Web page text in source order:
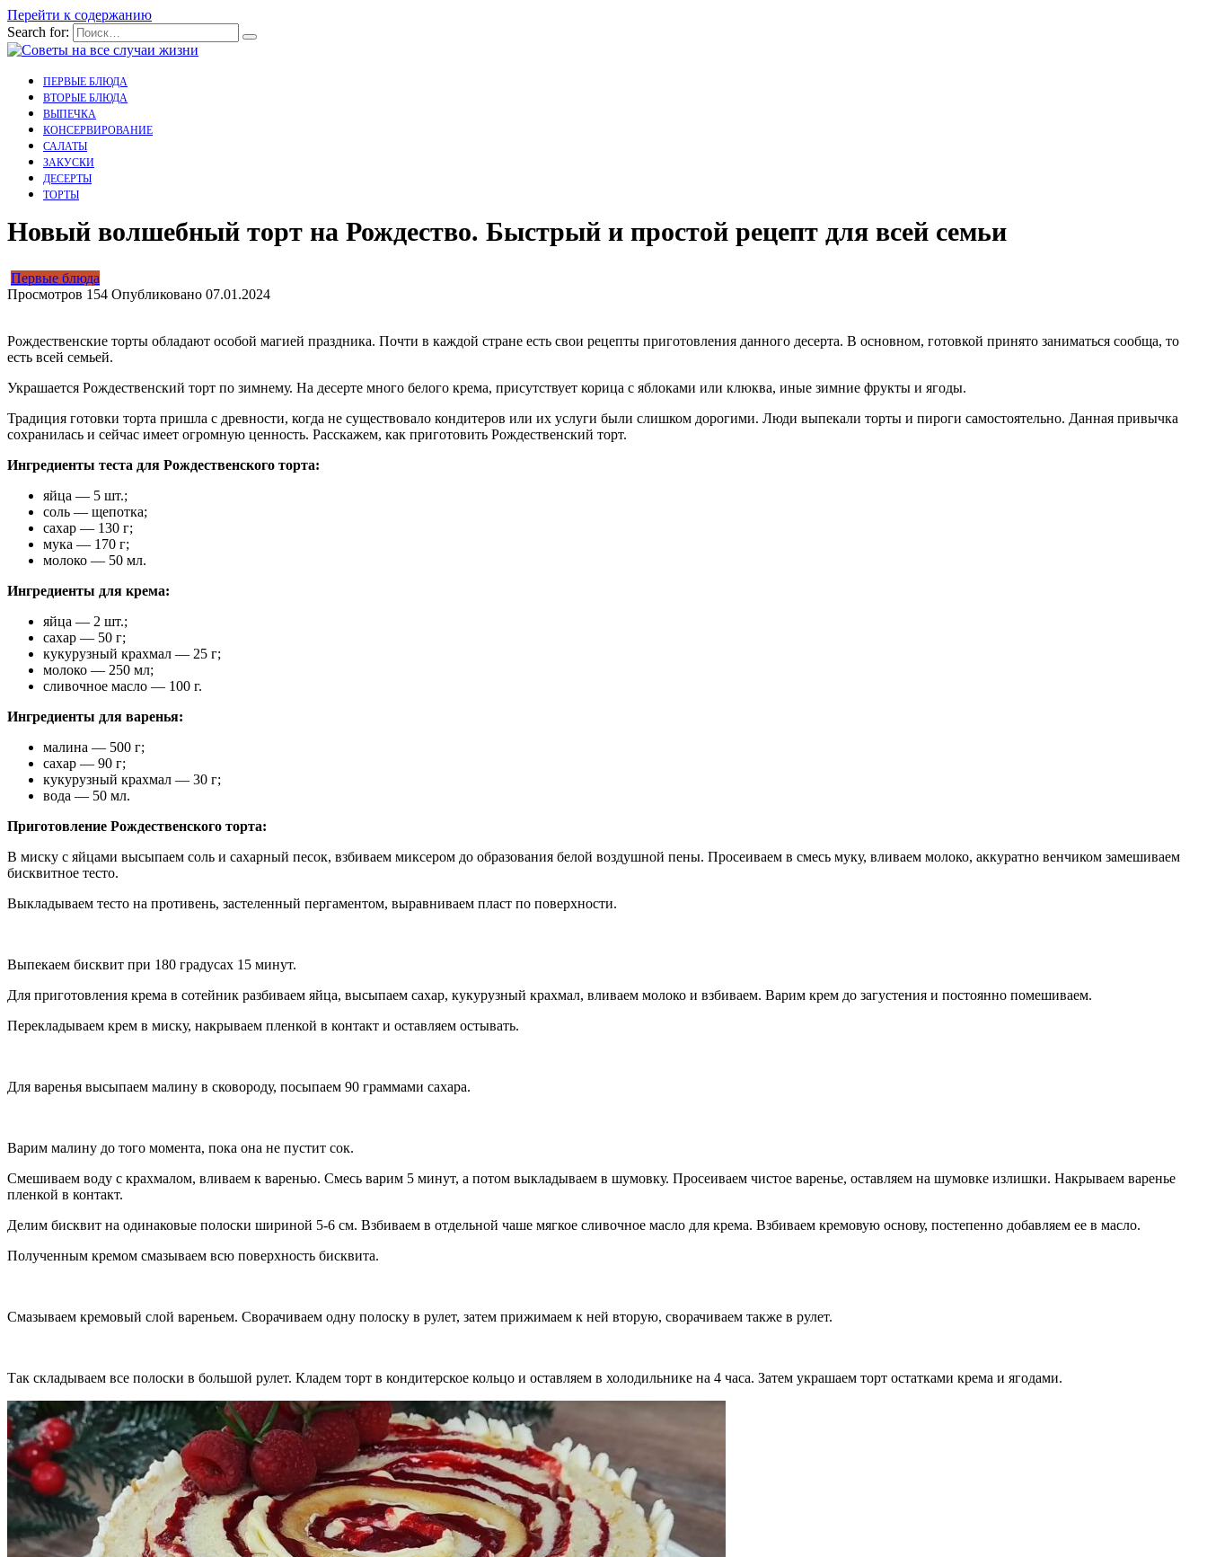
Перейти к содержанию
Search for:
ПЕРВЫЕ БЛЮДА
ВТОРЫЕ БЛЮДА
ВЫПЕЧКА
КОНСЕРВИРОВАНИЕ
САЛАТЫ
ЗАКУСКИ
ДЕСЕРТЫ
ТОРТЫ
Новый волшебный торт на Рождество. Быстрый и простой рецепт для всей семьи
Первые блюда
Просмотров 154 Опубликовано 07.01.2024
Рождественские торты обладают особой магией праздника. Почти в каждой стране есть свои рецепты приготовления данного десерта. В основном, готовкой принято заниматься сообща, то
есть всей семьей.
Украшается Рождественский торт по зимнему. На десерте много белого крема, присутствует корица с яблоками или клюква, иные зимние фрукты и ягоды.
Традиция готовки торта пришла с древности, когда не существовало кондитеров или их услуги были слишком дорогими. Люди выпекали торты и пироги самостоятельно. Данная привычка
сохранилась и сейчас имеет огромную ценность. Расскажем, как приготовить Рождественский торт.
Ингредиенты теста для Рождественского торта:
яйца — 5 шт.;
соль — щепотка;
сахар — 130 г;
мука — 170 г;
молоко — 50 мл.
Ингредиенты для крема:
яйца — 2 шт.;
сахар — 50 г;
кукурузный крахмал — 25 г;
молоко — 250 мл;
сливочное масло — 100 г.
Ингредиенты для варенья:
малина — 500 г;
сахар — 90 г;
кукурузный крахмал — 30 г;
вода — 50 мл.
Приготовление Рождественского торта:
В миску с яйцами высыпаем соль и сахарный песок, взбиваем миксером до образования белой воздушной пены. Просеиваем в смесь муку, вливаем молоко, аккуратно венчиком замешиваем
бисквитное тесто.
Выкладываем тесто на противень, застеленный пергаментом, выравниваем пласт по поверхности.
Выпекаем бисквит при 180 градусах 15 минут.
Для приготовления крема в сотейник разбиваем яйца, высыпаем сахар, кукурузный крахмал, вливаем молоко и взбиваем. Варим крем до загустения и постоянно помешиваем.
Перекладываем крем в миску, накрываем пленкой в контакт и оставляем остывать.
Для варенья высыпаем малину в сковороду, посыпаем 90 граммами сахара.
Варим малину до того момента, пока она не пустит сок.
Смешиваем воду с крахмалом, вливаем к варенью. Смесь варим 5 минут, а потом выкладываем в шумовку. Просеиваем чистое варенье, оставляем на шумовке излишки. Накрываем варенье
пленкой в контакт.
Делим бисквит на одинаковые полоски шириной 5-6 см. Взбиваем в отдельной чаше мягкое сливочное масло для крема. Взбиваем кремовую основу, постепенно добавляем ее в масло.
Полученным кремом смазываем всю поверхность бисквита.
Смазываем кремовый слой вареньем. Сворачиваем одну полоску в рулет, затем прижимаем к ней вторую, сворачиваем также в рулет.
Так складываем все полоски в большой рулет. Кладем торт в кондитерское кольцо и оставляем в холодильнике на 4 часа. Затем украшаем торт остатками крема и ягодами.